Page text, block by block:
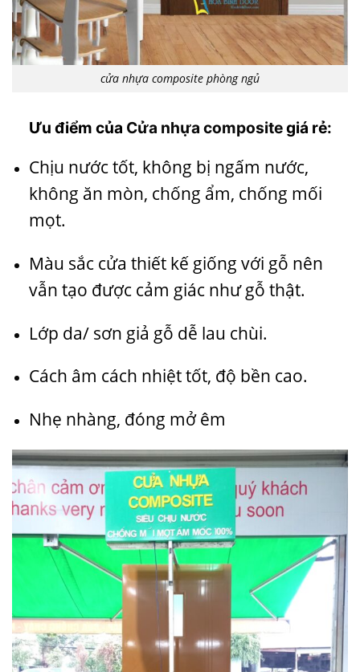
cửa nhựa composite phòng ngủ
Ưu điểm của Cửa nhựa compositegiá rẻ:
Chịu nước tốt, không bị ngấm nước,
không ăn mòn, chống ẩm, chống mối
mọt.
Màu sắc cửa thiết kế giống với gỗ nên
vẫn tạo được cảm giác như gỗ thật.
Lớp da/ sơn giả gỗ dễ lau chùi.
Cách âm cách nhiệt tốt, độ bền cao.
Nhẹ nhàng, đóng mở êm